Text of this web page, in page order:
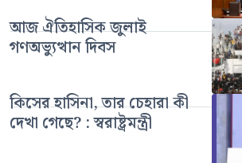
আজ ঐতিহাসিক জুলাই
গণঅভ্যুত্থান দিবস
কিসের হাসিনা, তার চেহারা কী
দেখা গেছে? : স্বরাষ্ট্রমন্ত্রী